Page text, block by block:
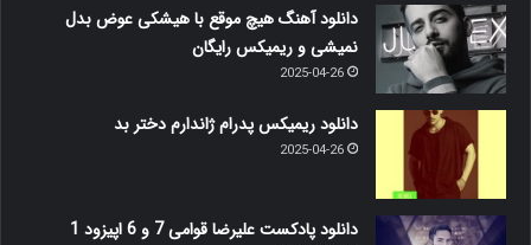
دانلود آهنگ هیچ موقع با هیشکی عوض بدل
نمیشی و ریمیکس رایگان
2025-04-26
دانلود ریمیکس پدرام ژاندارم دختر بد
2025-04-26
دانلود پادکست علیرضا قوامی 7 و 6 اپیزود 1